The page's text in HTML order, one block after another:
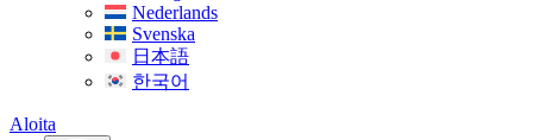
Nederlands
Svenska
日本語
한국어
Aloita